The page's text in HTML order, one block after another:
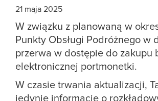
21 maja 2025
W związku z planowaną w
Punkty Obsługi Podróżnego w
przerwa w dostępie do zakupu
elektronicznej portmonetki.
W czasie trwania aktualizacji,
jedynie informacje o